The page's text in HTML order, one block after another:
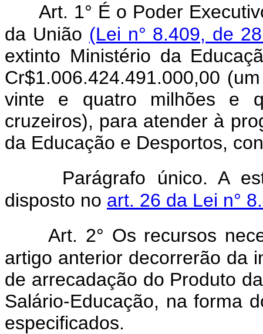
Art. 1° É o Poder
da União (Lei n° 8.409, de
extinto Ministério da
Cr$1.006.424.491.000,00
vinte e quatro milhões e
cruzeiros), para atender à
da Educação e Desportos,
Parágrafo único. A
disposto no art. 26 da Lei n°
Art. 2° Os recursos
artigo anterior decorrerão da
de arrecadação do Produto
Salário-Educação, na forma
especificados.